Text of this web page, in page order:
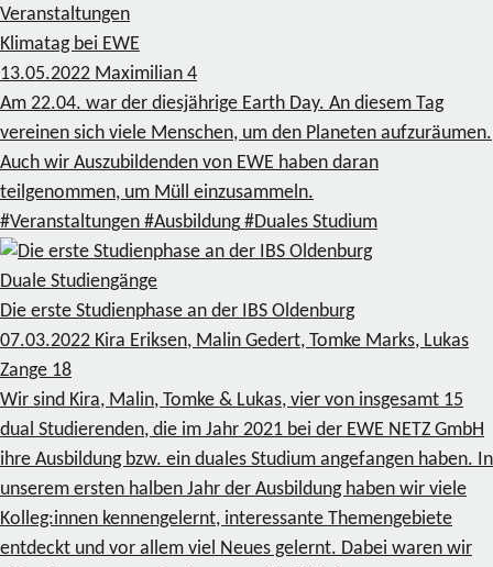
Veranstaltungen
Klimatag bei EWE
13.05.2022 Maximilian 4
Am 22.04. war der diesjährige Earth Day. An diesem Tag
vereinen sich viele Menschen, um den Planeten aufzuräumen.
Auch wir Auszubildenden von EWE haben daran
teilgenommen, um Müll einzusammeln.
#Veranstaltungen #Ausbildung #Duales Studium
Duale Studiengänge
Die erste Studienphase an der IBS Oldenburg
07.03.2022 Kira Eriksen, Malin Gedert, Tomke Marks, Lukas
Zange 18
Wir sind Kira, Malin, Tomke & Lukas, vier von insgesamt 15
dual Studierenden, die im Jahr 2021 bei der EWE NETZ GmbH
ihre Ausbildung bzw. ein duales Studium angefangen haben. In
unserem ersten halben Jahr der Ausbildung haben wir viele
Kolleg:innen kennengelernt, interessante Themengebiete
entdeckt und vor allem viel Neues gelernt. Dabei waren wir